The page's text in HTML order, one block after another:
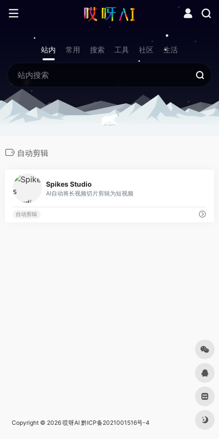
站内 常用 搜索 工具 社区 生活
自动剪辑
Spikes Studio
AI自动将长视频切片剪辑为短视频
自动剪辑
Copyright © 2026 哎呀AI 黔ICP备2021001516号-4